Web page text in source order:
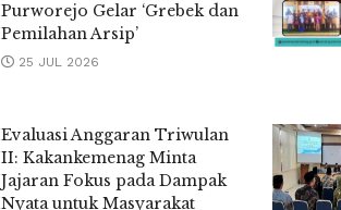
Purworejo Gelar ‘Grebek dan
Pemilahan Arsip’
25 JUL 2026
Evaluasi Anggaran Triwulan
II: Kakankemenag Minta
Jajaran Fokus pada Dampak
Nyata untuk Masyarakat